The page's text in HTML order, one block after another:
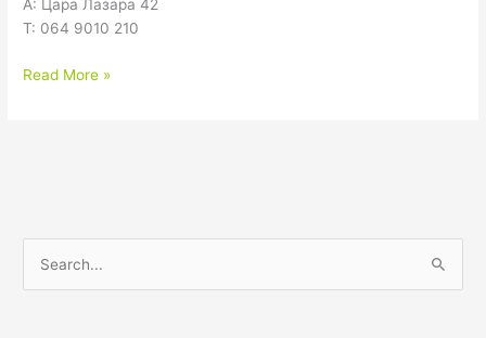
A: Цара Лазара 42
T: 064 9010 210
Read More »